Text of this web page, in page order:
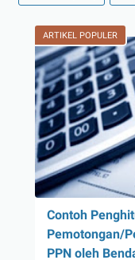
ARTIKEL POPULER
Contoh
Pemotongan/
PPN oleh